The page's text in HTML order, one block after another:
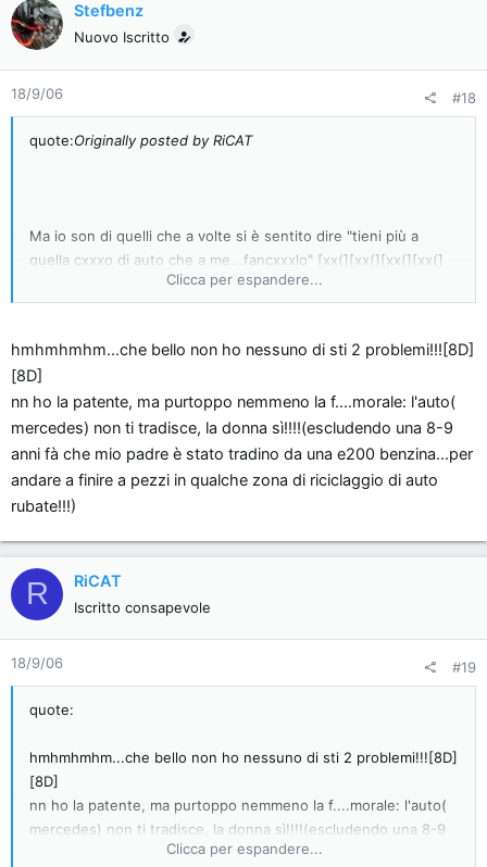
Stefbenz
Nuovo Iscritto
18/9/06 #18
quote:Originally posted by RiCAT
Ma io son di quelli che a volte si è sentito dire "tieni più a
quella cxxxo di auto che a me...fancxxxlo" [xx(][xx(][xx(][xx(]
Clicca per espandere...
hmhmhmhm...che bello non ho nessuno di sti 2 problemi!!![8D]
[8D]
nn ho la patente, ma purtoppo nemmeno la f....morale: l'auto(
mercedes) non ti tradisce, la donna sì!!!!(escludendo una 8-9
anni fà che mio padre è stato tradino da una e200 benzina...per
andare a finire a pezzi in qualche zona di riciclaggio di auto
rubate!!!)
R RiCAT
Iscritto consapevole
18/9/06 #19
quote:
hmhmhmhm...che bello non ho nessuno di sti 2 problemi!!![8D]
[8D]
nn ho la patente, ma purtoppo nemmeno la f....morale: l'auto(
mercedes) non ti tradisce, la donna sì!!!!(escludendo una 8-9
anni fà che mio padre è stato tradino da una e200
Clicca per espandere...